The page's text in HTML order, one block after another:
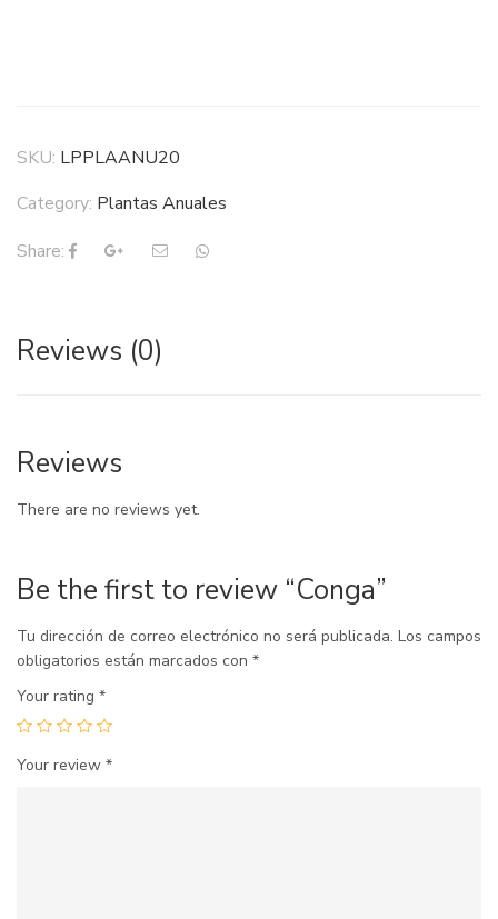
SKU: LPPLAANU20
Category: Plantas Anuales
Share:
Reviews (0)
Reviews
There are no reviews yet.
Be the first to review “Conga”
Tu dirección de correo electrónico no será publicada. Los campos
obligatorios están marcados con *
Your rating *
Your review *